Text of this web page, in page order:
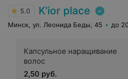
5.0 K’ior place
Минск, ул. Леонида Беды, 45 до
Капсульное наращивание
волос
2,50 руб.